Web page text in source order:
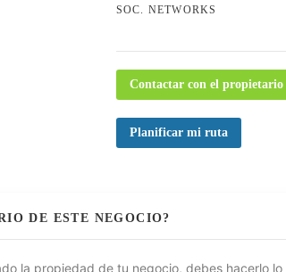
SOC. NETWORKS
Contactar con el propietario
Planificar mi ruta
DE ESTE NEGOCIO?
la propiedad de tu negocio, debes hacerlo